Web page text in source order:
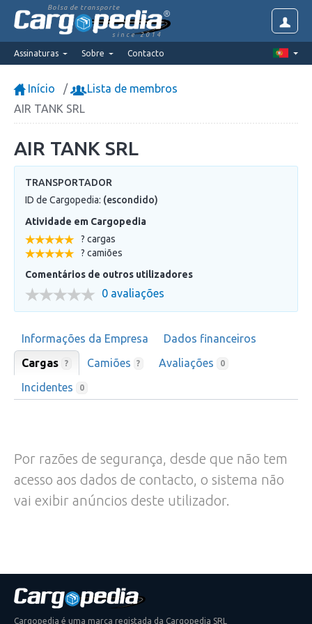
Bolsa de transporte
since 2014
Assinaturas Sobre Contacto
Início
Lista de membros
AIR TANK SRL
AIR TANK SRL
TRANSPORTADOR
ID de Cargopedia: (escondido)
Atividade em Cargopedia
? cargas
? camiões
Comentários de outros utilizadores
0 avaliações
Informações da Empresa
Dados financeiros
Cargas
? Camiões ? Avaliações 0
Incidentes 0
Por razões de segurança, desde que não tem
acesso aos dados de contacto, o sistema não
vai exibir anúncios deste utilizador.
Cargopedia é uma marca registada da Cargopedia SRL